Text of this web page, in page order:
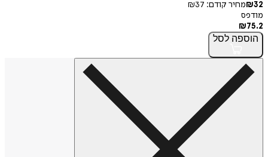
₪32 מחיר קודם: ₪37
מודפס
₪75.2
הוספה לסל